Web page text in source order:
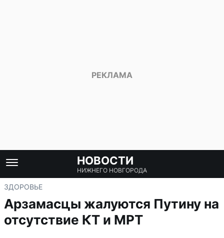
НОВОСТИ
НИЖНЕГО НОВГОРОДА
ЗДОРОВЬЕ
Арзамасцы жалуются Путину на
отсутствие КТ и МРТ